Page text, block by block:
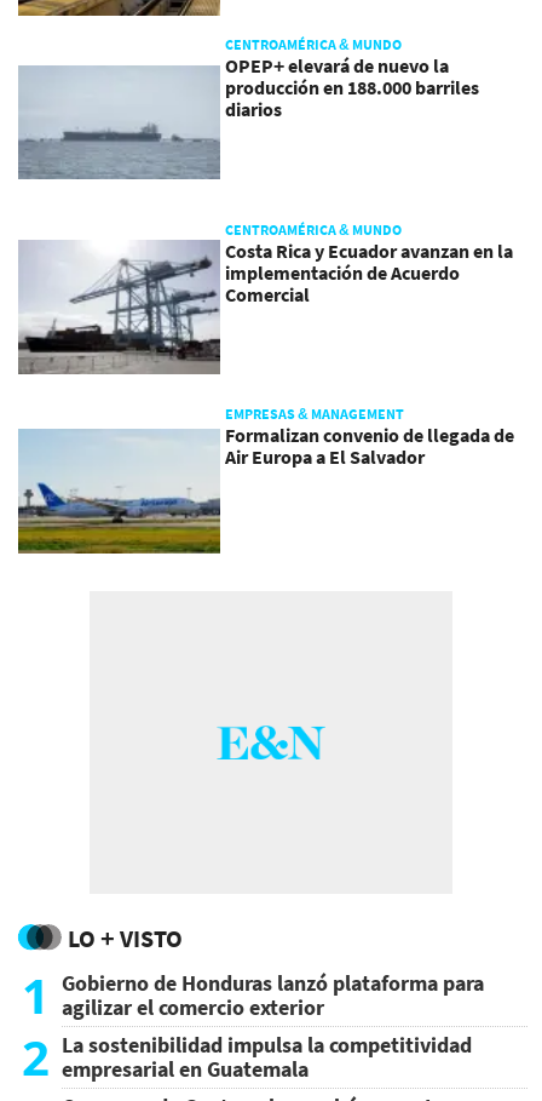
CENTROAMÉRICA & MUNDO
OPEP+ elevará de nuevo la
producción en 188.000 barriles
diarios
CENTROAMÉRICA & MUNDO
Costa Rica y Ecuador avanzan en la
implementación de Acuerdo
Comercial
EMPRESAS & MANAGEMENT
Formalizan convenio de llegada de
Air Europa a El Salvador
LO + VISTO
1
Gobierno de Honduras lanzó plataforma para
agilizar el comercio exterior
2 La sostenibilidad impulsa la competitividad
empresarial en Guatemala